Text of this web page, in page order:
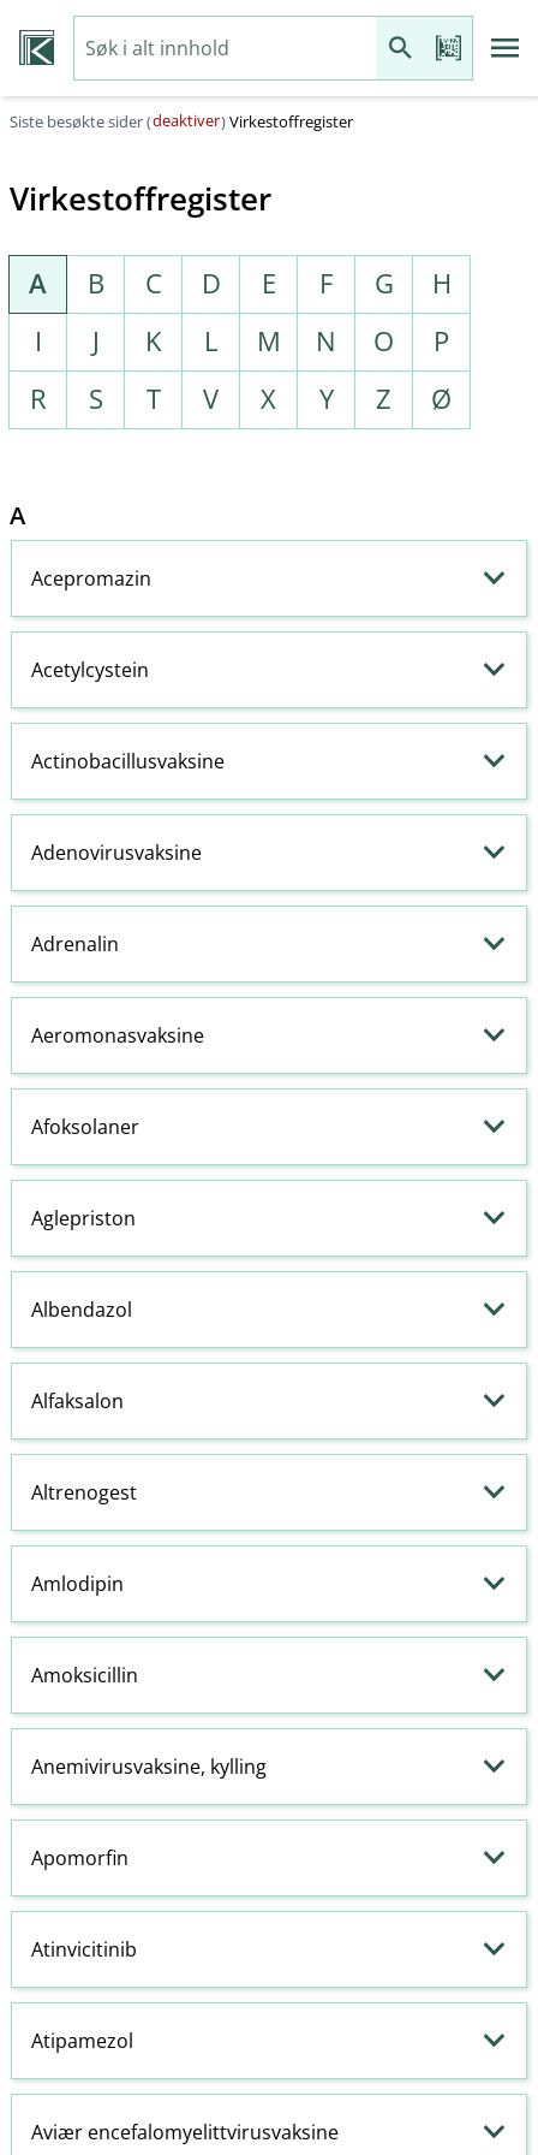
Siste besøkte sider (deaktiver)Virkestoffregister
Virkestoffregister
A B C D E F G
H
I
J K L M N O
P
R
S T V X Y Z Ø
A
Acepromazin
Acetylcystein
Actinobacillusvaksine
Adenovirusvaksine
Adrenalin
Aeromonasvaksine
Afoksolaner
Aglepriston
Albendazol
Alfaksalon
Altrenogest
Amlodipin
Amoksicillin
Anemivirusvaksine, kylling
Apomorfin
Atinvicitinib
Atipamezol
Aviær encefalomyelittvirusvaksine